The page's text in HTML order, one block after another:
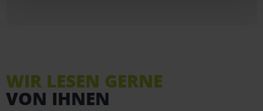
WIR LESEN GERNE
VON IHNEN